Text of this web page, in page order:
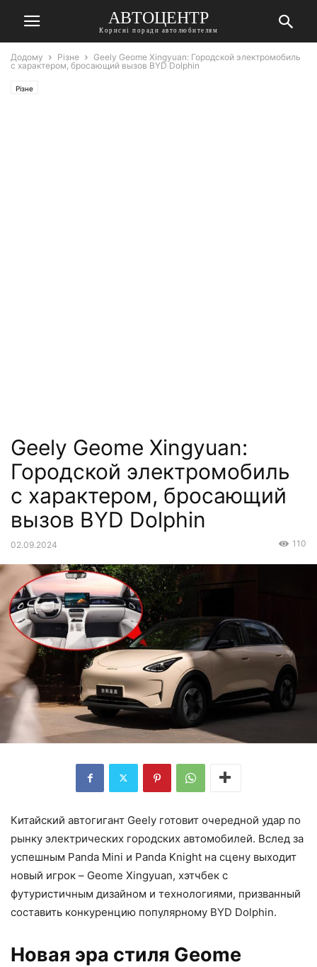
АВТОЦЕНТР
Корисні поради автолюбителям
Додому Різне
Geely Geome Xingyuan: Городской электромобиль
с характером, бросающий вызов BYD Dolphin
Різне
Geely Geome Xingyuan:
Городской электромобиль
с характером, бросающий
вызов BYD Dolphin
02.09.2024 110
Китайский автогигант Geely готовит очередной удар по
рынку электрических городских автомобилей. Вслед за
успешным Panda Mini и Panda Knight на сцену выходит
новый игрок – Geome Xingyuan, хэтчбек с
футуристичным дизайном и технологиями, призванный
составить конкуренцию популярному BYD Dolphin.
Новая эра стиля Geome